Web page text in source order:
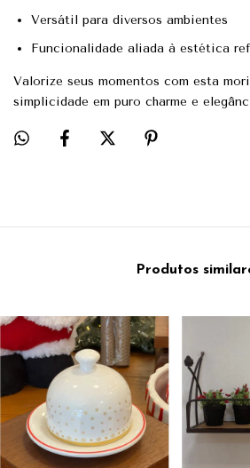
Versátil para diversos ambientes
Funcionalidade aliada à estética
Valorize seus momentos com esta
simplicidade em puro charme e
Produtos